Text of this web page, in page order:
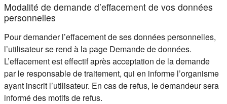
Modalité de demande d’effacement de vos données
personnelles
Pour demander l’effacement de ses données personnelles,
l’utilisateur se rend à la page Demande de données.
L’effacement est effectif après acceptation de la demande
par le responsable de traitement, qui en informe l’organisme
ayant inscrit l’utilisateur. En cas de refus, le demandeur sera
informé des motifs de refus.